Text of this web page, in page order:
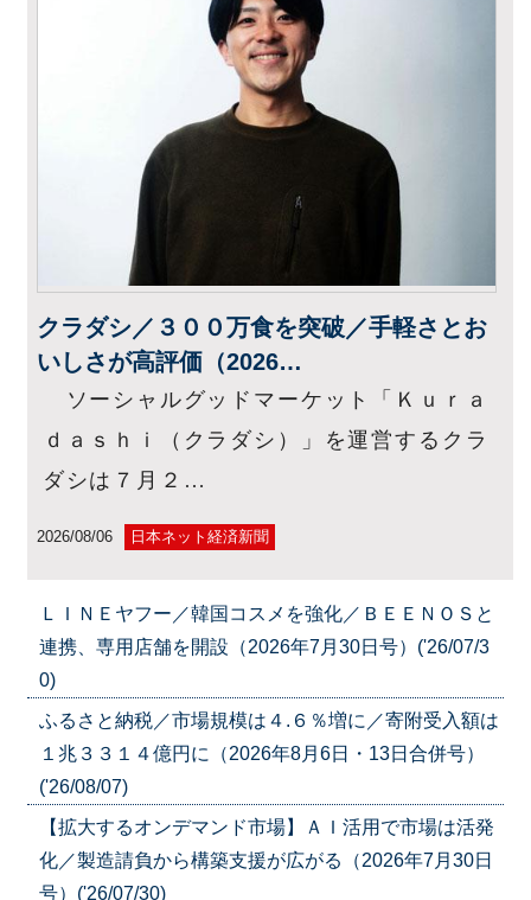
クラダシ／３００万食を突破／手軽さとお
いしさが高評価（2026…
ソーシャルグッドマーケット「Ｋｕｒａ
ｄａｓｈｉ（クラダシ）」を運営するクラ
ダシは７月２…
2026/08/06 日本ネット経済新聞
ＬＩＮＥヤフー／韓国コスメを強化／ＢＥＥＮＯＳと
連携、専用店舗を開設（2026年7月30日号）('26/07/3
0)
ふるさと納税／市場規模は４.６％増に／寄附受入額は
１兆３３１４億円に（2026年8月6日・13日合併号）
('26/08/07)
【拡大するオンデマンド市場】ＡＩ活用で市場は活発
化／製造請負から構築支援が広がる（2026年7月30日
号）('26/07/30)